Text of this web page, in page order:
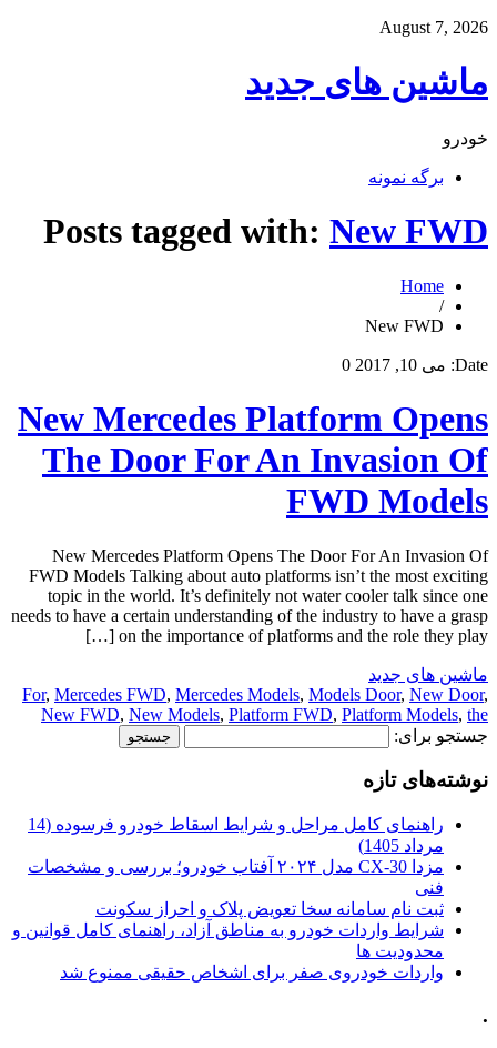
August 7, 2026
ماشین های جدید
خودرو
برگه نمونه
Posts tagged with: New FWD
Home
/
New FWD
Date: می 10, 2017 0
New Mercedes Platform Opens
The Door For An Invasion Of
FWD Models
New Mercedes Platform Opens The Door For An Invasion Of
FWD Models Talking about auto platforms isn’t the most exciting
topic in the world. It’s definitely not water cooler talk since one
needs to have a certain understanding of the industry to have a grasp
on the importance of platforms and the role they play […]
ماشین های جدید
For, Mercedes FWD, Mercedes Models, Models Door, New Door,
New FWD, New Models, Platform FWD, Platform Models, the
جستجو برای:
نوشته‌های تازه
راهنمای کامل مراحل و شرایط اسقاط خودرو فرسوده (14
مرداد 1405)
مزدا CX-30 مدل ۲۰۲۴ آفتاب خودرو؛ بررسی و مشخصات
فنی
ثبت نام سامانه سخا تعویض پلاک و احراز سکونت
شرایط واردات خودرو به مناطق آزاد، راهنمای کامل قوانین و
محدودیت ها
واردات خودروی صفر برای اشخاص حقیقی ممنوع شد
.